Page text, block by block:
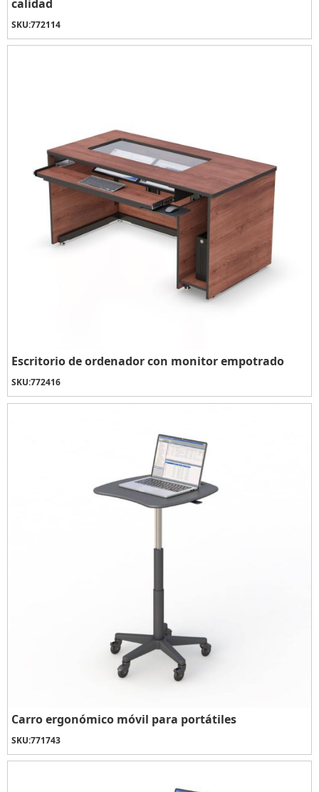
calidad
SKU:772114
Escritorio de ordenador con monitor empotrado
SKU:772416
Carro ergonómico móvil para portátiles
SKU:771743